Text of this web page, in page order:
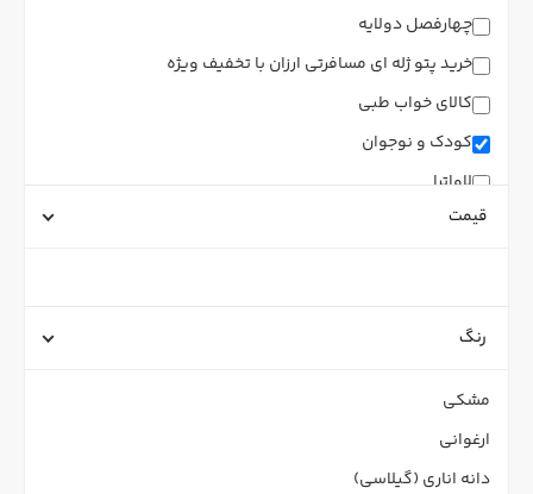
چهارفصل دولایه
خرید پتو ژله ای مسافرتی ارزان با تخفیف ویژه
کالای خواب طبی
کودک و نوجوان
لاواترا
قیمت
رنگ
مشکی
ارغوانی
دانه اناری (گیلاسی)